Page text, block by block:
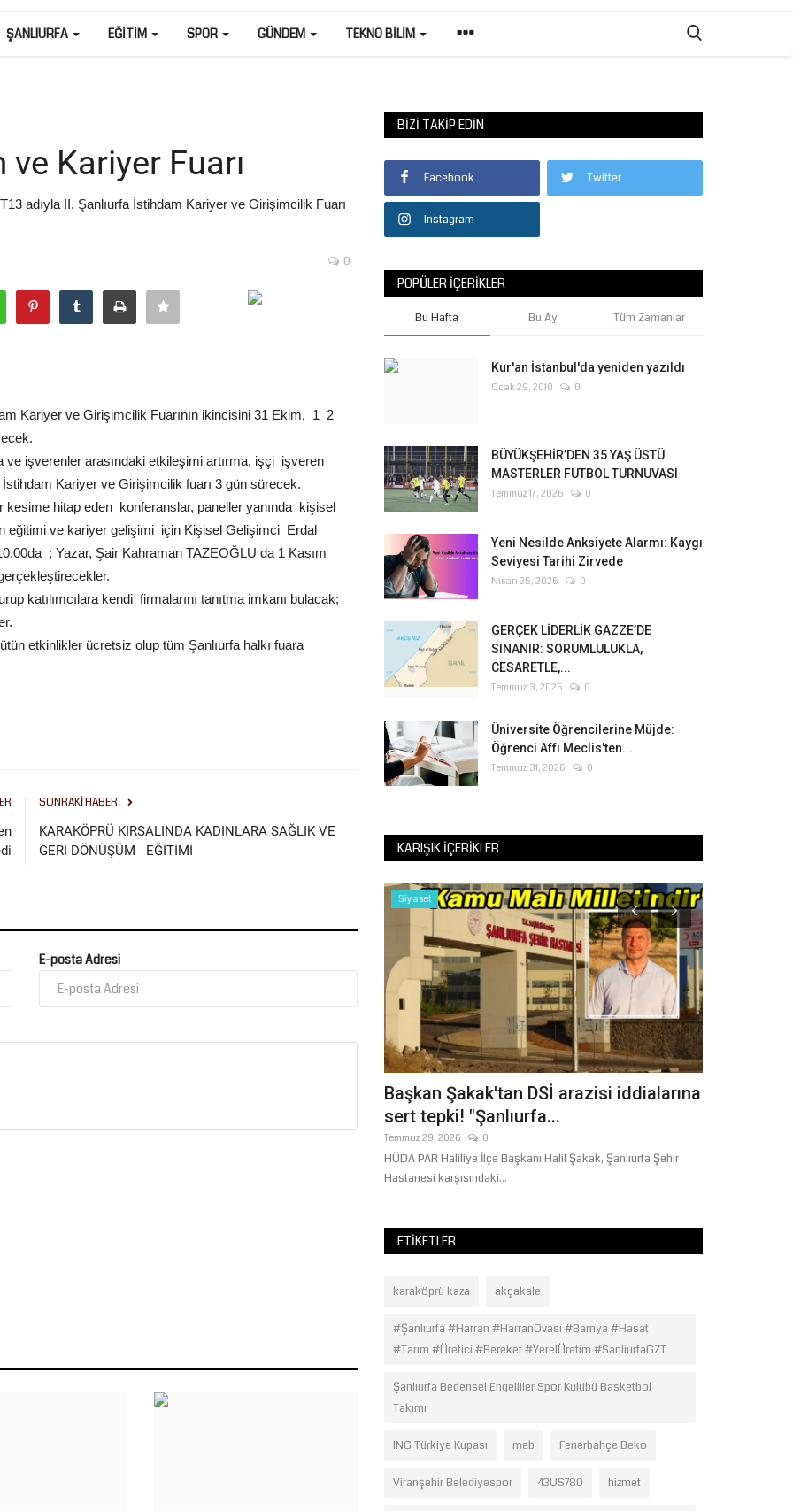
ŞANLIURFA EĞITIM SPOR GÜNDEM TEKNO BILIM
Kariyer Fuarı
adıyla II. Şanlıurfa İstihdam Kariyer ve Girişimcilik Fuarı
0
Kariyer ve Girişimcilik Fuarının ikincisini 31 Ekim, 1  2
ve işverenler arasındaki etkileşimi artırma, işçi  işveren
Kariyer ve Girişimcilik fuarı 3 gün sürecek.
kesime hitap eden konferanslar, paneller yanında kişisel
eğitimi ve kariyer gelişimi için Kişisel Gelişimci Erdal
; Yazar, Şair Kahraman TAZEOĞLU da 1 Kasım
katılımcılara kendi firmalarını tanıtma imkanı bulacak;
etkinlikler ücretsiz olup tüm Şanlıurfa halkı fuara
SONRAKI HABER
KARAKÖPRÜ KIRSALINDA KADINLARA SAĞLIK VE
GERİ DÖNÜŞÜM EĞİTİMİ
E-posta Adresi
BIZI TAKIP EDIN
Facebook Twitter
Instagram
POPÜLER İÇERIKLER
Bu Hafta Bu Ay Tüm Zamanlar
Kur'an İstanbul'da yeniden yazıldı
Ocak 29, 2010 0
BÜYÜKŞEHİR’DEN 35 YAŞ ÜSTÜ
MASTERLER FUTBOL TURNUVASI
Temmuz 17, 2026 0
Yeni Nesilde Anksiyete Alarmı: Kaygı
Seviyesi Tarihi Zirvede
Nisan 25, 2026 0
GERÇEK LİDERLİK GAZZE’DE
SINANIR: SORUMLULUKLA,
CESARETLE,...
Temmuz 3, 2025 0
Üniversite Öğrencilerine Müjde:
Öğrenci Affı Meclis'ten...
Temmuz 31, 2026 0
KARIŞIK İÇERIKLER
Başkan Şakak'tan DSİ arazisi iddialarına
HÜDA PAR Haliliye İlçe Başkanı Halil Şakak, Şanlıurfa Şehir
Köşe Yazıları
KUR'AN'A GÖRE MÜ'MİNLERİN
SIFATLARI (3)
Temmuz 27, 2026
ETIKETLER
karaköprü kaza akçakale
#Şanlıurfa #Harran #HarranOvası #Bamya #Hasat
#Tarım #Üretici #Bereket #YerelÜretim #SanliurfaGZT
Şanlıurfa Bedensel Engelliler Spor Kulübü Basketbol
Takımı
ING Türkiye Kupası meb Fenerbahçe Beko
Viranşehir Belediyespor 43US780 hizmet